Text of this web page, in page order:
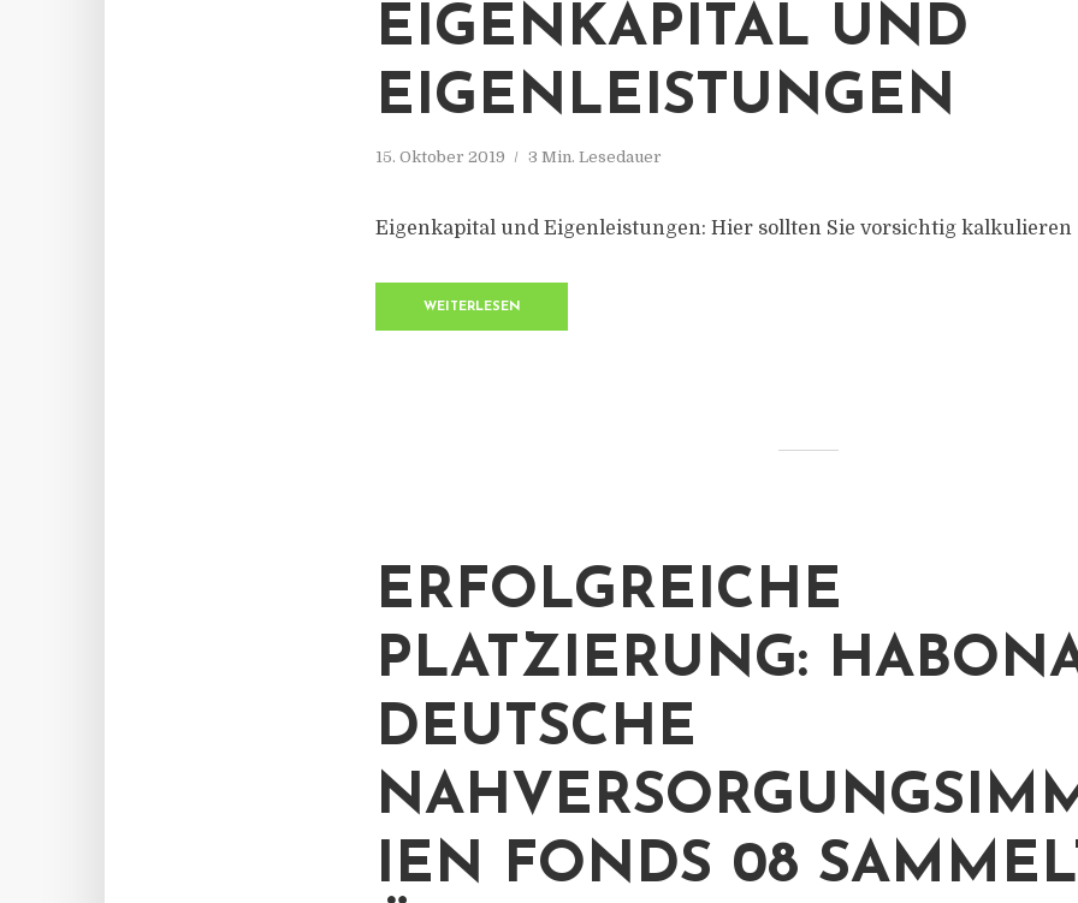
EIGENKAPITAL UND
EIGENLEISTUNGEN
15. Oktober 2019 3 Min. Lesedauer
Eigenkapital und Eigenleistungen: Hier sollten Sie vorsichtig kalkulieren
WEITERLESEN
ERFOLGREICHE
PLATZIERUNG:
DEUTSCHE
IEN FONDS 08